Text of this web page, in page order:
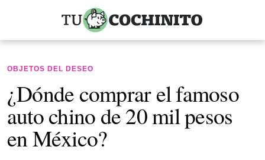
OBJETOS DEL DESEO
¿Dónde comprar el famoso
auto chino de 20 mil pesos
en México?